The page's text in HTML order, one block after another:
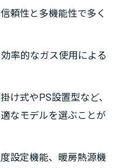
頼性と多機能性で多く
率的なガス使用による
け式やPS設置型など、
なモデルを選ぶことが
設定機能、暖房熱源機